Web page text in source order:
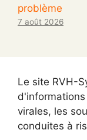
problème
7 août 2026
Le site RVH-
virales, les
conduites à